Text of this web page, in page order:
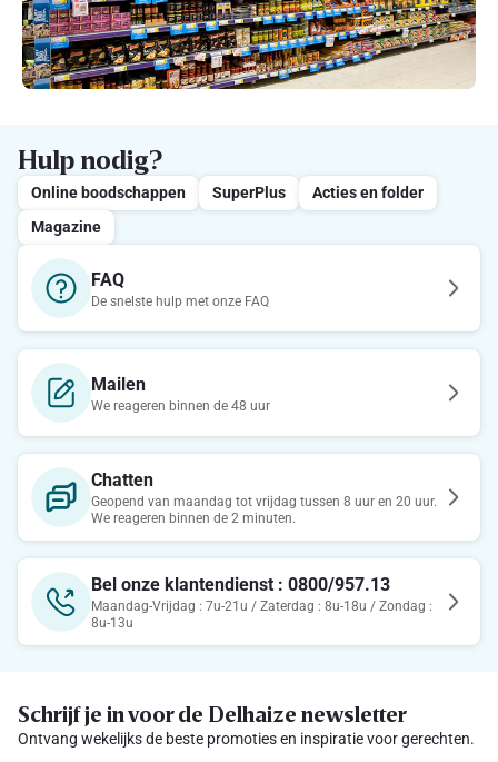
Hulp nodig?
Online boodschappen SuperPlus
Acties en folder
Magazine
FAQ
De snelste hulp met onze FAQ
Mailen
We reageren binnen de 48 uur
Chatten
Geopend van maandag tot vrijdag tussen 8 uur en 20 uur.
We reageren binnen de 2 minuten.
Bel onze klantendienst : 0800/957.13
Maandag-Vrijdag : 7u-21u / Zaterdag : 8u-18u / Zondag :
8u-13u
Schrijf je in voor de Delhaize newsletter
Ontvang wekelijks de beste promoties en inspiratie voor gerechten.